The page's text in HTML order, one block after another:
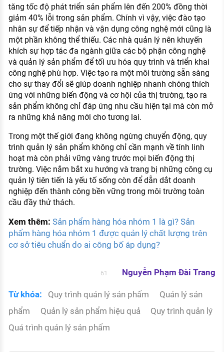
tăng tốc độ phát triển sản phẩm lên đến 200% đồng thời
giảm 40% lỗi trong sản phẩm. Chính vì vậy, việc đào tạo
nhân sự để tiếp nhận và vận dụng công nghệ mới cũng là
một phần không thể thiếu. Các nhà quản lý nên khuyến
khích sự hợp tác đa ngành giữa các bộ phận công nghệ
và quản lý sản phẩm để tối ưu hóa quy trình và triển khai
công nghệ phù hợp. Việc tạo ra một môi trường sẵn sàng
cho sự thay đổi sẽ giúp doanh nghiệp nhanh chóng thích
ứng với những biến động và cơ hội của thị trường, tạo ra
sản phẩm không chỉ đáp ứng nhu cầu hiện tại mà còn mở
ra những khả năng mới cho tương lai.
Trong một thế giới đang không ngừng chuyển động, quy
trình quản lý sản phẩm không chỉ cần mạnh về tính linh
hoạt mà còn phải vững vàng trước mọi biến động thị
trường. Việc nắm bắt xu hướng và trang bị những công cụ
quản lý tiên tiến là yếu tố sống còn để dẫn dắt doanh
nghiệp đến thành công bền vững trong môi trường toàn
cầu đầy thử thách.
Xem thêm: Sản phẩm hàng hóa nhóm 1 là gì? Sản
phẩm hàng hóa nhóm 1 được quản lý chất lượng trên
cơ sở tiêu chuẩn do ai công bố áp dụng?
61 Nguyễn Phạm Đài Trang
Từ khóa: Quy trình quản lý sản phẩm
Quản lý sản
phẩm
Quản lý sản phẩm hiệu quả
Quy trình quản lý
Quá trình quản lý sản phẩm